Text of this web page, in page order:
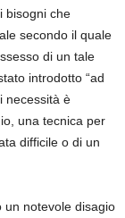
bisogni che
secondo il quale
di un tale
introdotto “ad
necessità è
una tecnica per
difficile o di un
un notevole disagio